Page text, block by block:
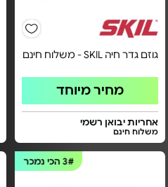
גוזם גדר חיה SKIL - משלוח חינם
מחיר מיוחד
אחריות יבואן רשמי
משלוח חינם
3#הכי נמכר